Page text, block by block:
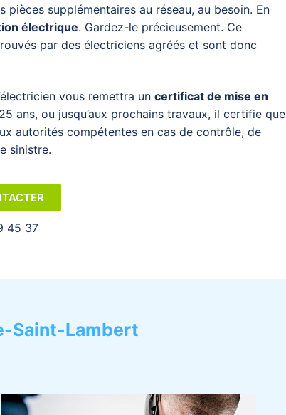
supplémentaires au réseau, au besoin. En
électrique. Gardez-le précieusement. Ce
par des électriciens agréés et sont donc
électricien vous remettra un certificat de mise en
ans, ou jusqu’aux prochains travaux, il certifie que
autorités compétentes en cas de contrôle, de
sinistre.
45 37
Saint-Lambert